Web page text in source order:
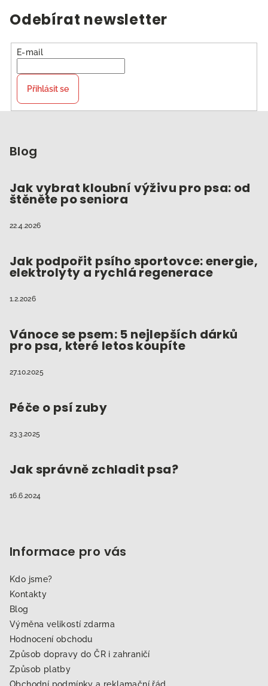
Odebírat newsletter
E-mail
Přihlásit se
Blog
Jak vybrat kloubní výživu pro psa: od
štěněte po seniora
22.4.2026
Jak podpořit psího sportovce: energie,
elektrolyty a rychlá regenerace
1.2.2026
Vánoce se psem: 5 nejlepších dárků
pro psa, které letos koupíte
27.10.2025
Péče o psí zuby
23.3.2025
Jak správně zchladit psa?
16.6.2024
Informace pro vás
Kdo jsme?
Kontakty
Blog
Výměna velikostí zdarma
Hodnocení obchodu
Způsob dopravy do ČR i zahraničí
Způsob platby
Obchodní podmínky a reklamační řád